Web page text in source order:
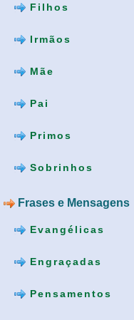
Filhos
Irmãos
Mãe
Pai
Primos
Sobrinhos
Frases e Mensagens
Evangélicas
Engraçadas
Pensamentos